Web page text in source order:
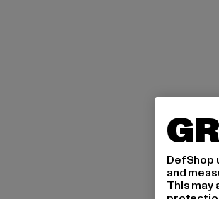
DefShop
and
This may